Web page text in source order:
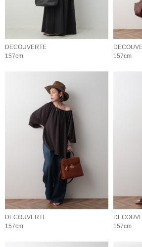
DECOUVERTE
157cm
157cm
DECOUVERTE
157cm
157cm